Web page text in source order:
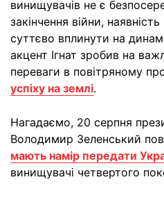
винищувачів не є
закінчення війни,
суттєво вплинути на
акцент Ігнат зробив на
переваги в повітряному
успіху на землі.
Нагадаємо, 20 серпня
Володимир Зеленський
мають намір передати
винищувачі четвертого